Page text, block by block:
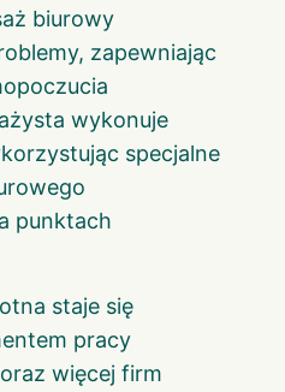
biurowy
zapewniając
wykonuje
specjalne
punktach
staje się
pracy
więcej firm